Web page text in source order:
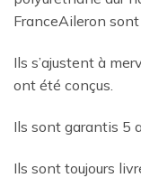
FranceAileron sont
Ils s’ajustent à
ont été conçus.
Ils sont garantis 5
Ils sont toujours